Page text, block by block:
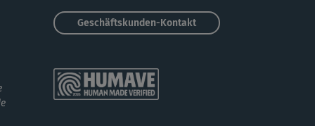
Geschäftskunden-Kontakt